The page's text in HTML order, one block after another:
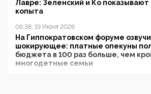
Лавре: Зеленский и Ко показывают
копыта
06:38, 19 Июня 2026
На Гиппократовском форуме
шокирующее: платные опекуны
бюджета в 100 раз больше, чем
многодетные семьи